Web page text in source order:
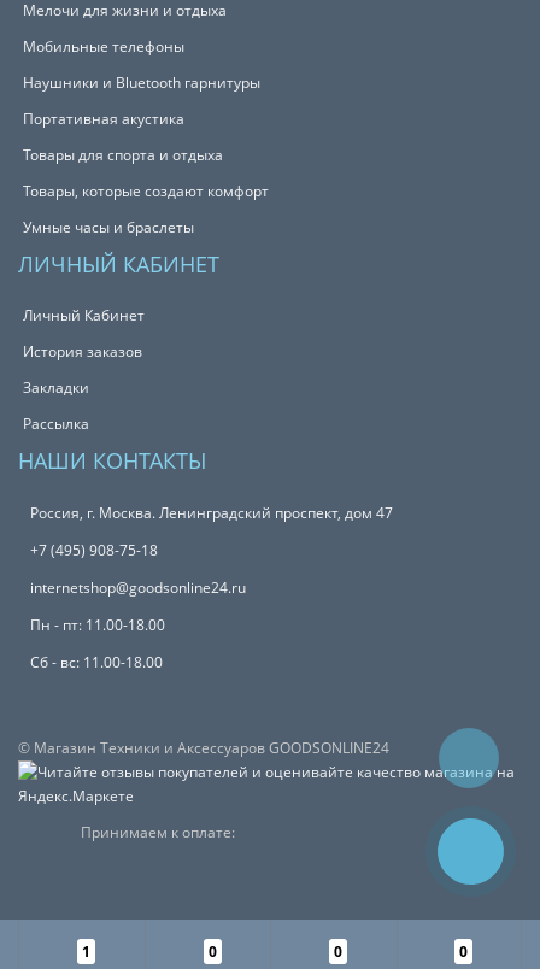
Мелочи для жизни и отдыха
Мобильные телефоны
Наушники и Bluetooth гарнитуры
Портативная акустика
Товары для спорта и отдыха
Товары, которые создают комфорт
Умные часы и браслеты
ЛИЧНЫЙ КАБИНЕТ
Личный Кабинет
История заказов
Закладки
Рассылка
НАШИ КОНТАКТЫ
Россия, г. Москва. Ленинградский проспект, дом 47
+7 (495) 908-75-18
internetshop@goodsonline24.ru
Пн - пт: 11.00-18.00
Сб - вс: 11.00-18.00
© Магазин Техники и Аксессуаров GOODSONLINE24
Принимаем к оплате:
1 0 0 0